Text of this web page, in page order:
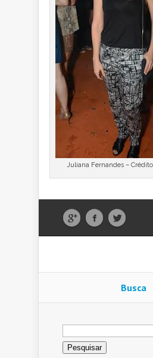
Juliana Fernandes –
Busca
Pesquisar
por: